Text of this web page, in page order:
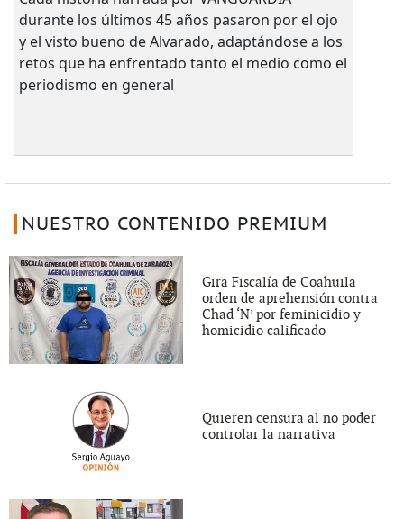
durante los últimos 45 años pasaron por el ojo
y el visto bueno de Alvarado, adaptándose a los
retos que ha enfrentado tanto el medio como el
periodismo en general
NUESTRO CONTENIDO PREMIUM
Gira Fiscalía de Coahuila
orden de aprehensión contra
Chad ‘N’ por feminicidio y
homicidio calificado
Quieren censura al no poder
controlar la narrativa